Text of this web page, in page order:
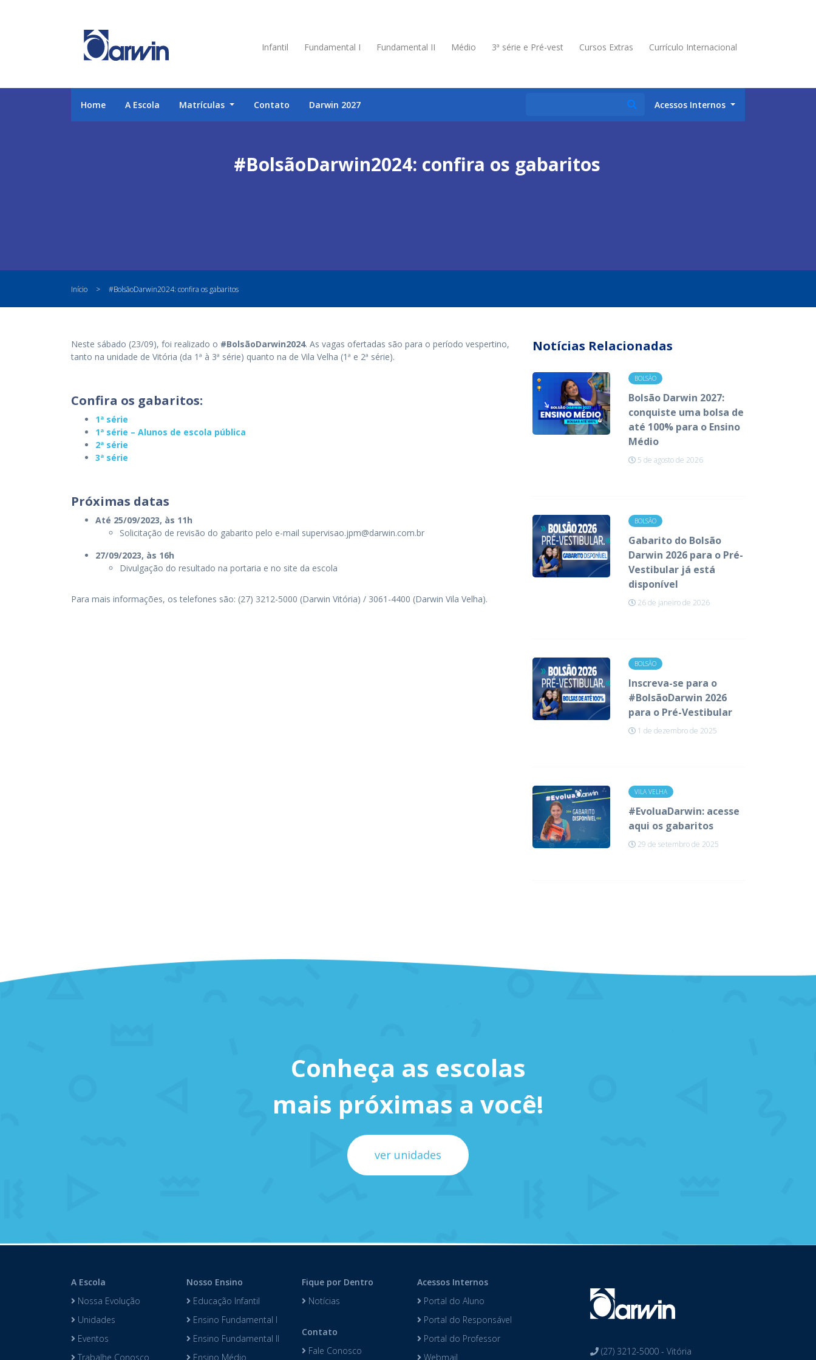
Infantil Fundamental I Fundamental II Médio 3ª série e Pré-vest Cursos Extras Currículo Internacional
Home A Escola Matrículas Contato Darwin 2027 Acessos Internos
#BolsãoDarwin2024: confira os gabaritos
Início > #BolsãoDarwin2024: confira os gabaritos
Neste sábado (23/09), foi realizado o #BolsãoDarwin2024. As vagas ofertadas são para o período vespertino,
tanto na unidade de Vitória (da 1ª à 3ª série) quanto na de Vila Velha (1ª e 2ª série).
Confira os gabaritos:
1ª série
1ª série – Alunos de escola pública
2ª série
3ª série
Próximas datas
Até 25/09/2023, às 11h
Solicitação de revisão do gabarito pelo e-mail supervisao.jpm@darwin.com.br
27/09/2023, às 16h
Divulgação do resultado na portaria e no site da escola
Para mais informações, os telefones são: (27) 3212-5000 (Darwin Vitória) / 3061-4400 (Darwin Vila Velha).
Notícias Relacionadas
BOLSÃO
Bolsão Darwin 2027:
conquiste uma bolsa de
até 100% para o Ensino
Médio
5 de agosto de 2026
BOLSÃO
Gabarito do Bolsão
Darwin 2026 para o Pré-
Vestibular já está
disponível
26 de janeiro de 2026
BOLSÃO
Inscreva-se para o
#BolsãoDarwin 2026
para o Pré-Vestibular
1 de dezembro de 2025
VILA VELHA
#EvoluaDarwin: acesse
aqui os gabaritos
29 de setembro de 2025
Conheça as escolas
mais próximas a você!
ver unidades
A Escola
Nossa Evolução
Unidades
Eventos
Trabalhe Conosco
Nosso Ensino
Educação Infantil
Ensino Fundamental I
Ensino Fundamental II
Ensino Médio
Fique por Dentro
Notícias
Contato
Fale Conosco
Acessos Internos
Portal do Aluno
Portal do Responsável
Portal do Professor
Webmail
(27) 3212-5000 - Vitória